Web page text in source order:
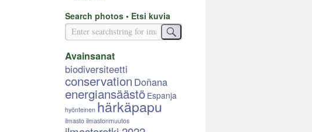
Search photos • Etsi kuvia
Avainsanat
biodiversiteetti
conservation Doñana
energiansäästö Espanja
hyönteinen härkäpapu
ilmasto ilmastonmuutos